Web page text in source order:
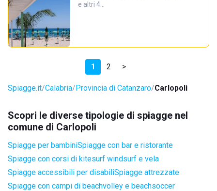
e altri 4…
1 2 >
Spiagge.it Calabria Provincia di Catanzaro Carlopoli
Scopri le diverse tipologie di spiagge nel
comune di Carlopoli
Spiagge per bambiniSpiagge con bar e ristorante
Spiagge con corsi di kitesurf windsurf e vela
Spiagge accessibili per disabiliSpiagge attrezzate
Spiagge con campi di beachvolley e beachsoccer